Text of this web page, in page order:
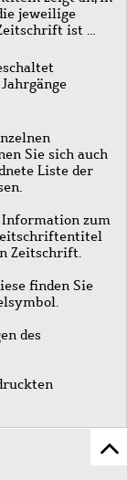
jeweilige
ist …
Sie sich auch
Liste der
zum
Zeitschrift.
finden Sie
des